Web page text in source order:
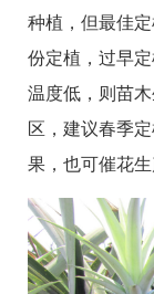
种植，但最佳
份定植，过早
温度低，则苗
区，建议春季
果，也可催花生